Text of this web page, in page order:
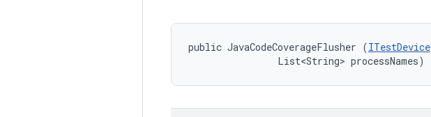
public JavaCodeCoverageFlusher (ITestDevice
                List<String> processNames)